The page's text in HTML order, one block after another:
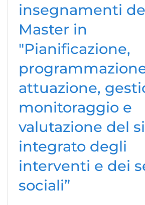
insegnamenti
Master in
"Pianificazione,
attuazione,
monitoraggio e
valutazione del
integrato degli
interventi e dei
sociali”